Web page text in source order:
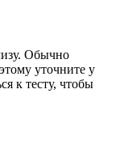
Обычно
уточните у
к тесту, чтобы